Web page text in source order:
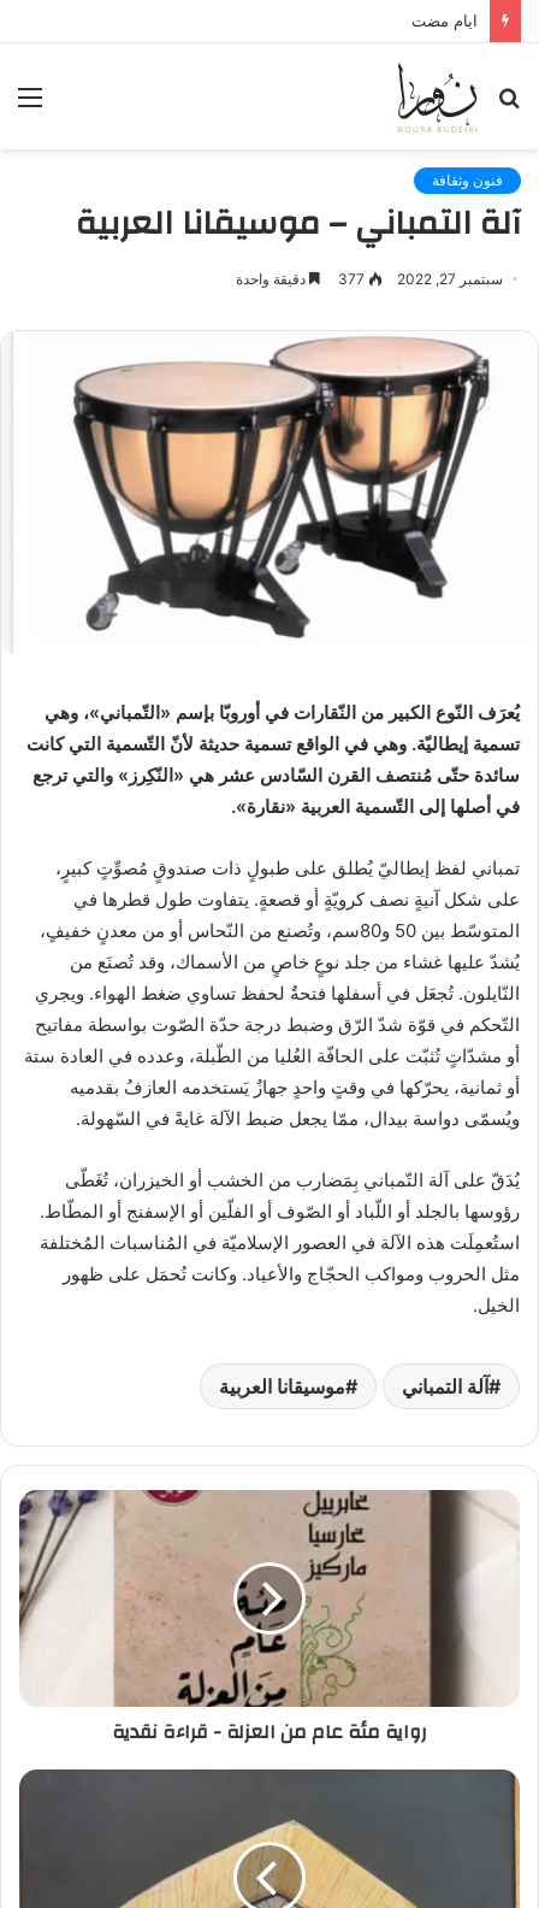
لعنة الذاكرة وذنب النجاة
بحث
عن
فنون وثقافة
آلة التمباني – موسيقانا العربية
سبتمبر 27, 2022 377 دقيقة واحدة
يُعرَف النّوع الكبير من النّقارات في أوروبّا بإسم «التّمباني»، وهي
تسمية إيطاليّة. وهي في الواقع تسمية حديثة لأنّ التّسمية التي كانت
سائدة حتّى مُنتصف القرن السّادس عشر هي «النّكِرز» والتي ترجع
في أصلها إلى التّسمية العربية «نقارة».
تمباني لفظ إيطاليّ يُطلق على طبولٍ ذات صندوقٍ مُصوِّتٍ كبيرٍ،
على شكل آنيةٍ نصف كرويّةٍ أو قصعةٍ. يتفاوت طول قطرها في
المتوسّط بين 50 و80سم، وتُصنع من النّحاس أو من معدنٍ خفيفٍ،
يُشدّ عليها غشاء من جلد نوعٍ خاصٍ من الأسماك، وقد تُصنَع من
النّايلون. تُجعَل في أسفلها فتحةٌ لحفظ تساوي ضغط الهواء. ويجري
التّحكم في قوّة شدّ الرّق وضبط درجة حدّة الصّوت بواسطة مفاتيح
أو مشدّاتٍ تُثبّت على الحافّة العُليا من الطّبلة، وعدده في العادة ستة
أو ثمانية، يحرّكها في وقتٍ واحدٍ جهازٌ يَستخدمه العازفُ بقدميه
ويُسمّى دواسة بيدال، ممّا يجعل ضبط الآلة غايةً في السّهولة.
يُدَقّ على آلة التّمباني بِمَضارب من الخشب أو الخيزران، تُغَطّى
رؤوسها بالجلد أو اللّباد أو الصّوف أو الفلّين أو الإسفنج أو المطّاط.
استُعمِلَت هذه الآلة في العصور الإسلاميّة في المُناسبات المُختلفة
مثل الحروب ومواكب الحجّاج والأعياد. وكانت تُحمَل على ظهور
الخيل.
آلة التمباني موسيقانا العربية
رواية مئة عام من العزلة - قراءة نقدية